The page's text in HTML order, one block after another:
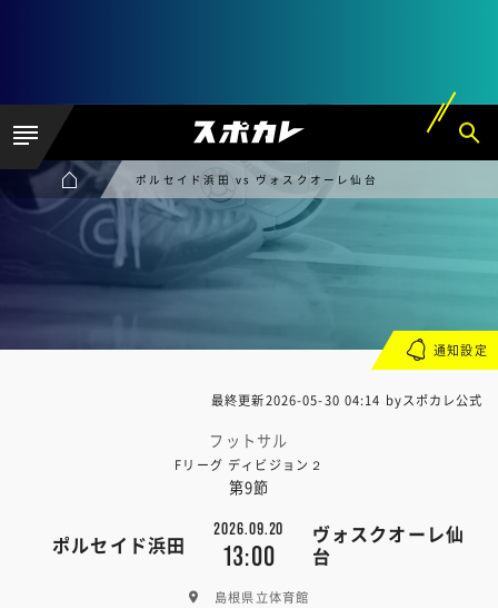
ポルセイド浜田 vs ヴォスクオーレ仙台
最終更新2026-05-30 04:14 byスポカレ公式
フットサル
Fリーグ ディビジョン２
第9節
ポルセイド浜田
2026.09.20
13:00
ヴォスクオーレ仙
台
島根県立体育館
通知設定